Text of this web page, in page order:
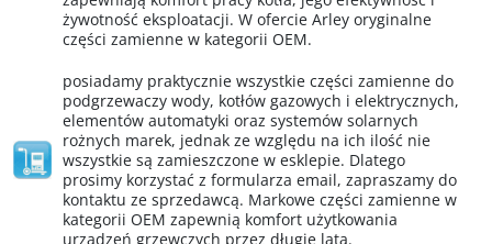
żywotność eksploatacji. W ofercie Arley oryginalne
części zamienne w kategorii OEM.
posiadamy praktycznie wszystkie części zamienne do
podgrzewaczy wody, kotłów gazowych i elektrycznych,
elementów automatyki oraz systemów solarnych
rożnych marek, jednak ze względu na ich ilość nie
wszystkie są zamieszczone w esklepie. Dlatego
prosimy korzystać z formularza email, zapraszamy do
kontaktu ze sprzedawcą. Markowe części zamienne w
kategorii OEM zapewnią komfort użytkowania
urządzeń grzewczych przez długie lata.